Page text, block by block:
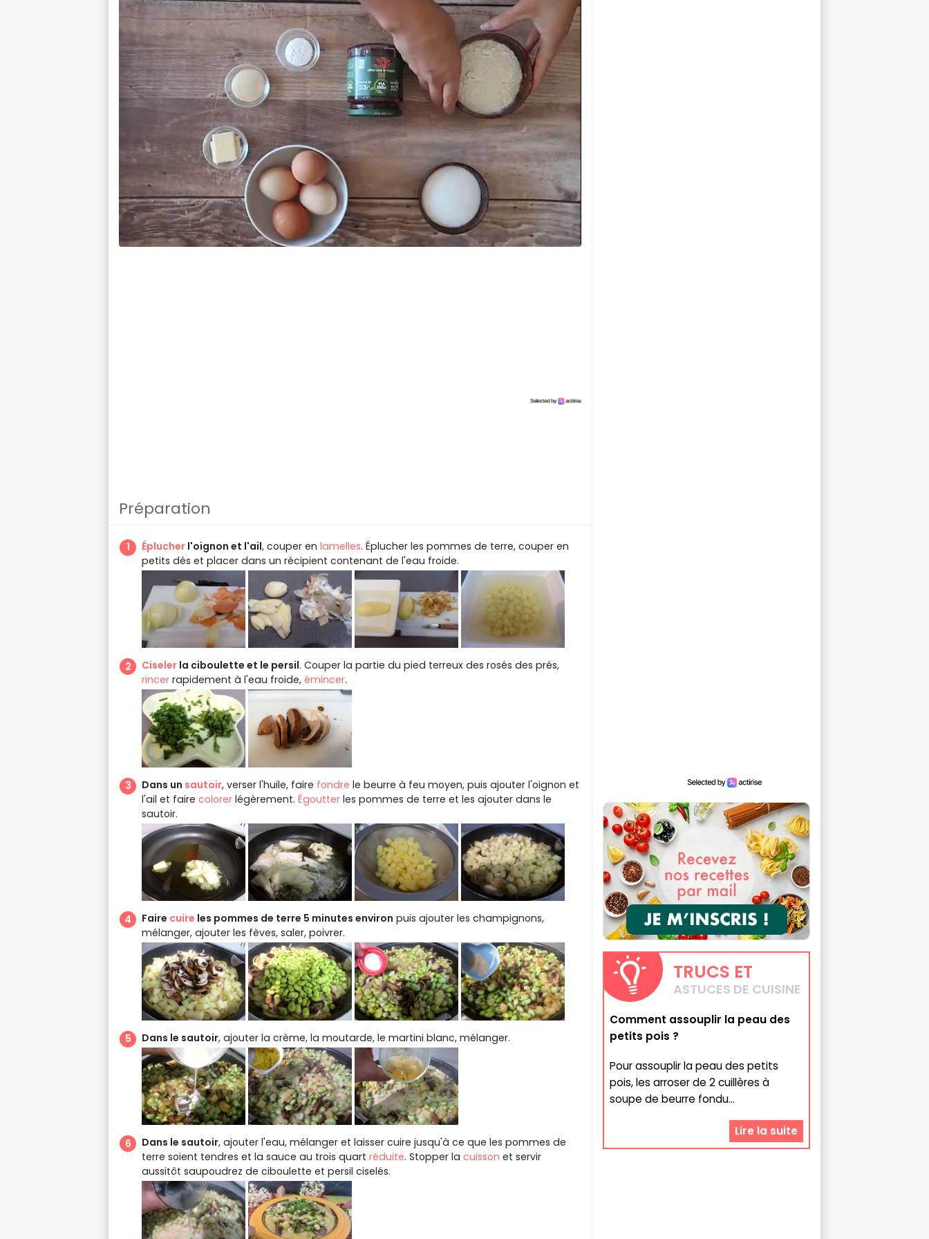
Préparation
Éplucher l'oignon et l'ail, couper en lamelles. Éplucher les pommes de terre, couper en
petits dés et placer dans un récipient contenant de l'eau froide.
Ciseler la ciboulette et le persil. Couper la partie du pied terreux des rosés des prés,
rincer rapidement à l'eau froide, émincer.
Dans un sautoir, verser l'huile, faire fondre le beurre à feu moyen, puis ajouter l'oignon et
l'ail et faire colorer légèrement. Égoutter les pommes de terre et les ajouter dans le
sautoir.
Faire cuire les pommes de terre 5 minutes environ puis ajouter les champignons,
mélanger, ajouter les fèves, saler, poivrer.
Dans le sautoir, ajouter la crème, la moutarde, le martini blanc, mélanger.
Dans le sautoir, ajouter l'eau, mélanger et laisser cuire jusqu'à ce que les pommes de
terre soient tendres et la sauce au trois quart réduite. Stopper la cuisson et servir
aussitôt saupoudrez de ciboulette et persil ciselés.
TRUCS ET
ASTUCES DE CUISINE
Comment assouplir la peau des
petits pois ?
Pour assouplir la peau des petits
pois, les arroser de 2 cuillères à
soupe de beurre fondu...
Lire la suite